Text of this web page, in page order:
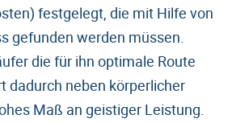
festgelegt, die mit Hilfe von
gefunden werden müssen.
die für ihn optimale Route
dadurch neben körperlicher
Maß an geistiger Leistung.